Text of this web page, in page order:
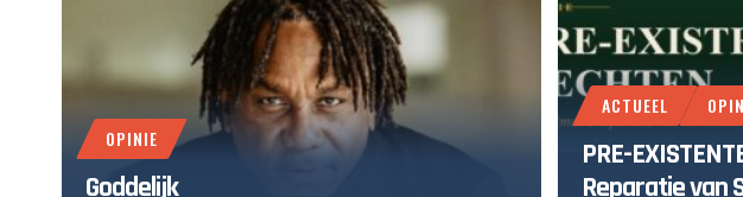
OPINIE
Goddelijk
ACTUEEL
PRE-
Reparatie van